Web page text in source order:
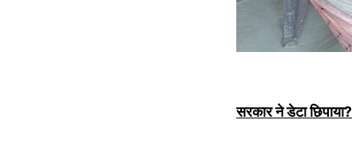
सरकार ने डेटा छिपाया?